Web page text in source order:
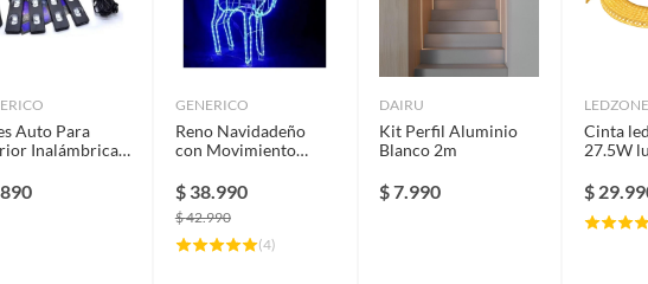
Auto Para
Inalámbrica
GENERICO
Reno Navidadeño
con Movimiento
LED AZUL 120cm
$ 38.990
$42.990
(4)
DAIRU
Kit Perfil Aluminio
Blanco 2m
$7.990
LEDZONE
Cinta
27.5W
$